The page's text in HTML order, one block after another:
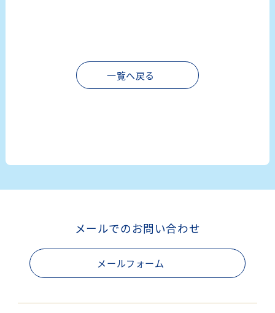
一覧へ戻る
メールでのお問い合わせ
メールフォーム